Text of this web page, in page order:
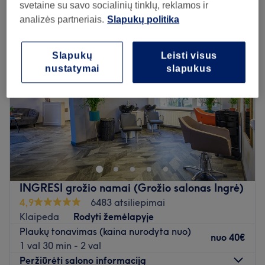
plaukų tonavimas moterims šalia Žardininkai, Klaipeda
INGRESI grožio namai (Grožio salonas Ingrė)
4,9
6483 atsiliepimai
Klaipeda
Rodyti žemėlapyje
Plaukų tonavimas (kaina nurodyta nuo)
1 val 30 min - 2 val
nuo 40€
Peržiūrėti salono informaciją
svetaine su savo socialinių tinklų, reklamos ir
analizės partneriais. Slapukų politika
Leisti visus
slapukus
Slapukų
nustatymai